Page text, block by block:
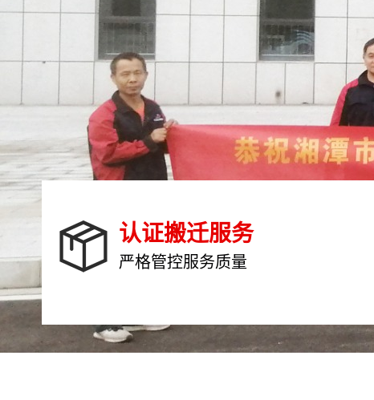
搬迁不求快，只求稳
服务要求千万条，安全第一条